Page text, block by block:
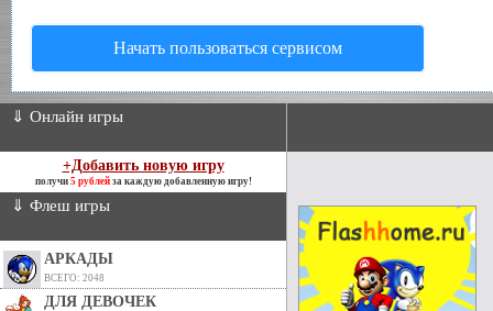
Начать пользоваться сервисом
⇓ Онлайн игры
+Добавить новую игру
получи 5 рублейза каждую добавленную игру!
⇓ Флеш игры
АРКАДЫ
ВСЕГО: 2048
ДЛЯ ДЕВОЧЕК